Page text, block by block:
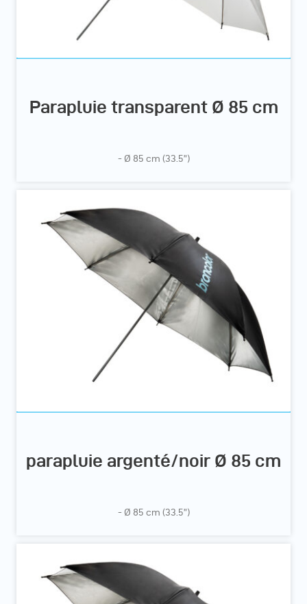
Parapluie transparent Ø 85 cm
- Ø 85 cm (33.5”)
parapluie argenté/noir Ø 85 cm
- Ø 85 cm (33.5”)